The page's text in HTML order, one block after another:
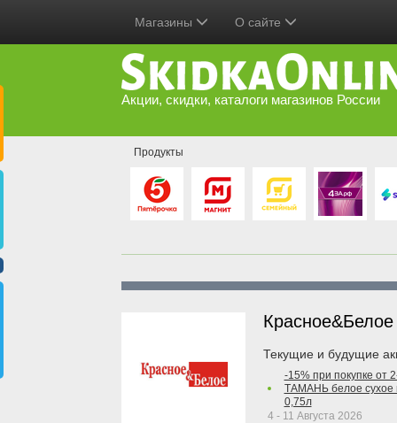
Магазины О сайте
Акции, скидки, каталоги магазинов России
Продукты
Текущие и будущие
-15% при покупке от
ТАМАНЬ белое сухое
0,75л
4 - 11 Августа 2026